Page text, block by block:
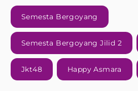
Semesta Bergoyang
Semesta Bergoyang Jilid 2
Jkt48 Happy Asmara